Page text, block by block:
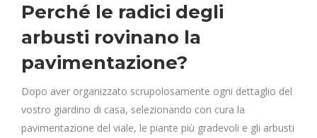
Perché le radici degli
arbusti rovinano la
pavimentazione?
Dopo aver organizzato scrupolosamente ogni dettaglio del
vostro giardino di casa, selezionando con cura la
pavimentazione del viale, le piante più gradevoli e gli arbusti